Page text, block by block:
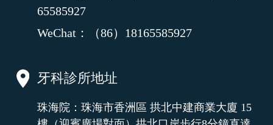
65585927
WeChat：（86）18165585927
牙科診所地址
珠海院：珠海市香洲區 拱北中建商業大廈 15